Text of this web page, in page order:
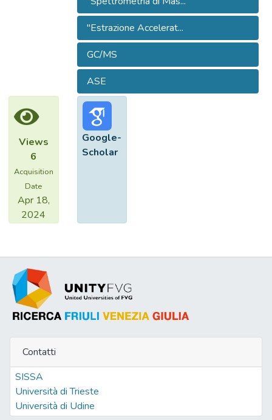
"Estrazione Accelerat...
GC/MS
ASE
Views
6
Acquisition
Date
Apr 18,
2024
Google-
Scholar
Contatti
SISSA
Università di Trieste
Università di Udine